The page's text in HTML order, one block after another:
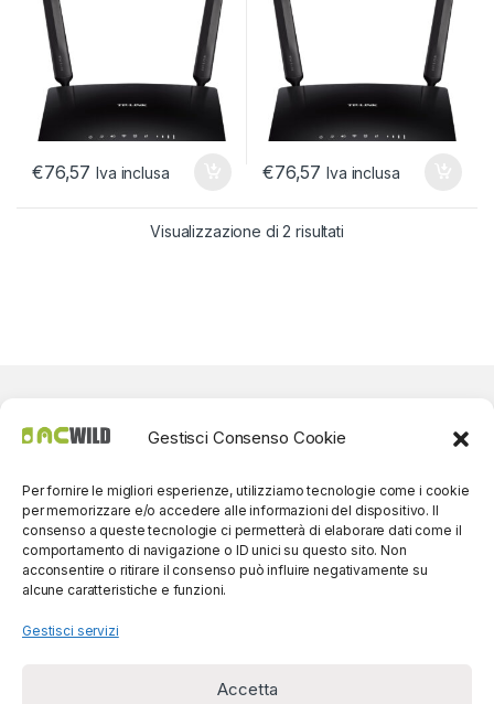
Gestisci Consenso Cookie
Per fornire le migliori esperienze, utilizziamo tecnologie come i cookie
per memorizzare e/o accedere alle informazioni del dispositivo. Il
consenso a queste tecnologie ci permetterà di elaborare dati come il
comportamento di navigazione o ID unici su questo sito. Non
acconsentire o ritirare il consenso può influire negativamente su
alcune caratteristiche e funzioni.
Gestisci servizi
Accetta
€76,57 Iva inclusa €76,57 Iva inclusa
Visualizzazione di 2 risultati